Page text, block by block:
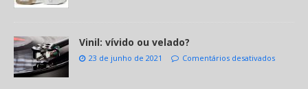
Vinil: vívido ou velado?
23 de junho de 2021 Comentários desativados